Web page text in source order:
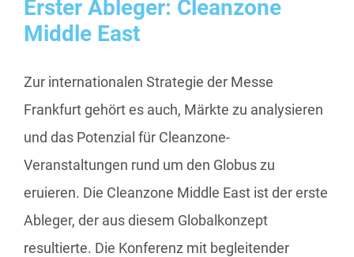
Erster Ableger: Cleanzone
Middle East
Zur internationalen Strategie der Messe
Frankfurt gehört es auch, Märkte zu analysieren
und das Potenzial für Cleanzone-
Veranstaltungen rund um den Globus zu
eruieren. Die Cleanzone Middle East ist der erste
Ableger, der aus diesem Globalkonzept
resultierte. Die Konferenz mit begleitender